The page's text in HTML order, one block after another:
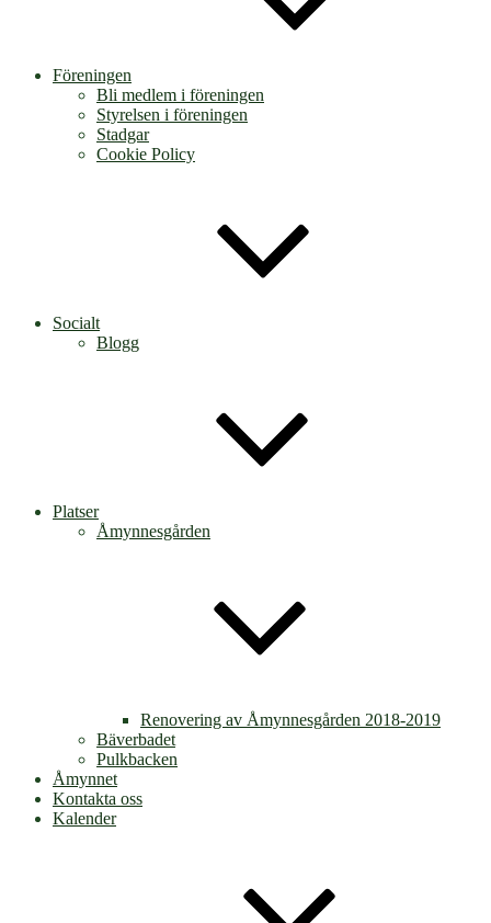
Föreningen
Bli medlem i föreningen
Styrelsen i föreningen
Stadgar
Cookie Policy
Socialt
Blogg
Platser
Åmynnesgården
Renovering av Åmynnesgården 2018-2019
Bäverbadet
Pulkbacken
Åmynnet
Kontakta oss
Kalender